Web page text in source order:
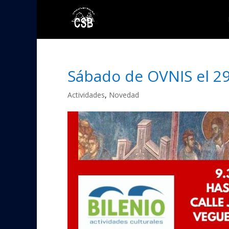
Sábado de OVNIS el
Actividades, Novedad